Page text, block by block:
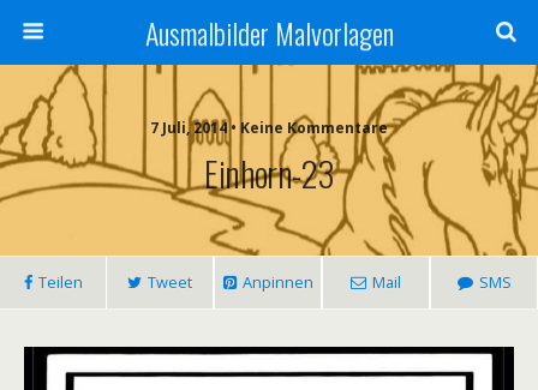
Ausmalbilder Malvorlagen
7 Juli, 2014 • Keine Kommentare
Einhorn-23
Teilen Tweet Anpinnen Mail SMS